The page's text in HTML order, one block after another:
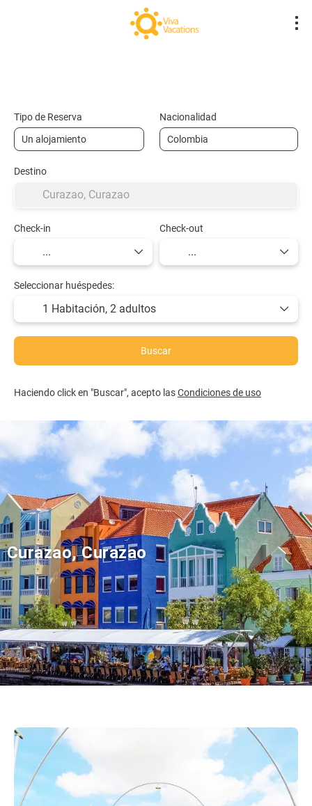
Curazao, Curazao
Tipo de Reserva Nacionalidad
Destino
Check-in Check-out
Seleccionar huéspedes:
1 Habitación, 2 adultos
Buscar
Haciendo click en "Buscar", acepto lasCondiciones de uso